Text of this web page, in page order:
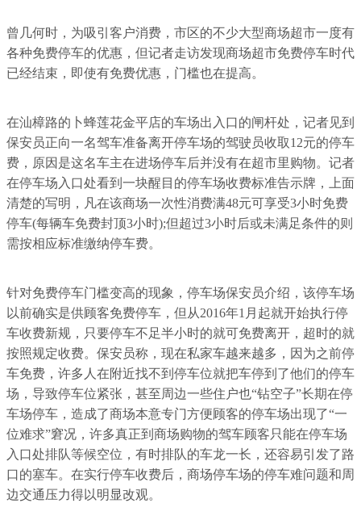
曾几何时，为吸引客户消费，市区的不少大型商场超市一度有
各种免费停车的优惠，但记者走访发现商场超市免费停车时代
已经结束，即使有免费优惠，门槛也在提高。
在汕樟路的卜蜂莲花金平店的车场出入口的闸杆处，记者见到
保安员正向一名驾车准备离开停车场的驾驶员收取12元的停车
费，原因是这名车主在进场停车后并没有在超市里购物。记者
在停车场入口处看到一块醒目的停车场收费标准告示牌，上面
清楚的写明，凡在该商场一次性消费满48元可享受3小时免费
停车(每辆车免费封顶3小时);但超过3小时后或未满足条件的则
需按相应标准缴纳停车费。
针对免费停车门槛变高的现象，停车场保安员介绍，该停车场
以前确实是供顾客免费停车，但从2016年1月起就开始执行停
车收费新规，只要停车不足半小时的就可免费离开，超时的就
按照规定收费。保安员称，现在私家车越来越多，因为之前停
车免费，许多人在附近找不到停车位就把车停到了他们的停车
场，导致停车位紧张，甚至周边一些住户也“钻空子”长期在停
车场停车，造成了商场本意专门方便顾客的停车场出现了“一
位难求”窘况，许多真正到商场购物的驾车顾客只能在停车场
入口处排队等候空位，有时排队的车龙一长，还容易引发了路
口的塞车。在实行停车收费后，商场停车场的停车难问题和周
边交通压力得以明显改观。